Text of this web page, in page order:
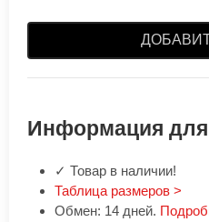
Информация для
✓ Товар в наличии!
Таблица размеров >
Обмен: 14 дней.